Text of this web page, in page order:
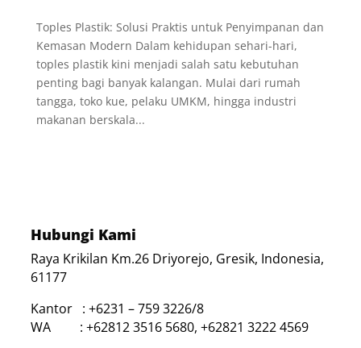
Toples Plastik: Solusi Praktis untuk Penyimpanan dan
Kemasan Modern Dalam kehidupan sehari-hari,
toples plastik kini menjadi salah satu kebutuhan
penting bagi banyak kalangan. Mulai dari rumah
tangga, toko kue, pelaku UMKM, hingga industri
makanan berskala...
Hubungi Kami
Raya Krikilan Km.26 Driyorejo, Gresik, Indonesia,
61177
Kantor : +6231 – 759 3226/8
WA : +62812 3516 5680, +62821 3222 4569